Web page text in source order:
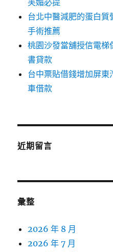
芙媚必提
台北中醫減肥的蛋白
手術推薦
桃園沙發當舖授信電
書貸款
台中票貼借錢增加屏
車借款
近期留言
彙整
2026 年 8 月
2026 年 7 月